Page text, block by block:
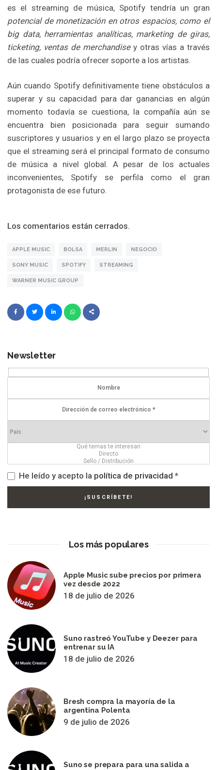
es el streaming de música, Spotify tendría un gran
potencial de monetización en otros espacios, como el
big data, herramientas analíticas, marketing de giras,
ticketing, ventas de merchandisey otras vías a través
de las cuales podría ofrecer soporte a los artistas.
Aún cuando Spotify definitivamente tiene obstáculos a
superar y su capacidad para dar ganancias en algún
momento todavía se cuestiona, la compañía aún se
encuentra bien posicionada para seguir sumando
suscriptores y usuarios y en el largo plazo se proyecta
que el streaming será el principal formato de consumo
de música a nivel global. A pesar de los actuales
inconvenientes, Spotify se perfila como el gran
protagonista de ese futuro.
Los comentarios están cerrados.
APPLE MUSIC BOLSA MERLIN NEGOCIO
SONY MUSIC SPOTIFY STREAMING
WARNER MUSIC GROUP
Newsletter
He leído y acepto la política de privacidad *
Los más populares
Apple Music sube precios por primera
vez desde 2022
18 de julio de 2026
Suno rastreó YouTube y Deezer para
entrenar su IA
18 de julio de 2026
Bresh compra la mayoría de la
argentina Polenta
9 de julio de 2026
Suno se prepara para una salida a